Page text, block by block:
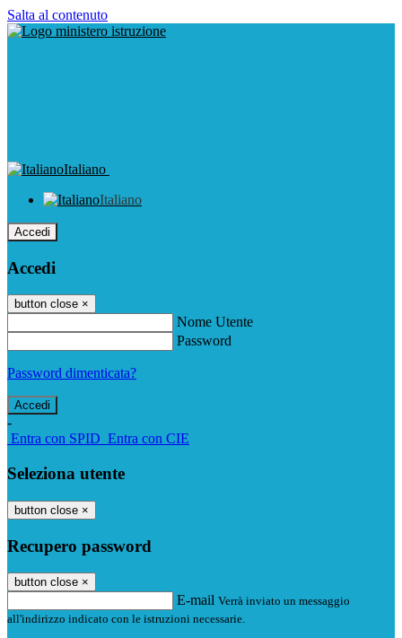
Salta al contenuto
Italiano
Italiano
Accedi
Accedi
button close ×
Nome Utente
Password
Password dimenticata?
-
Entra con SPID Entra con CIE
Seleziona utente
button close ×
Recupero password
button close ×
E-mail Verrà inviato un messaggio
all'indirizzo indicato con le istruzioni necessarie.